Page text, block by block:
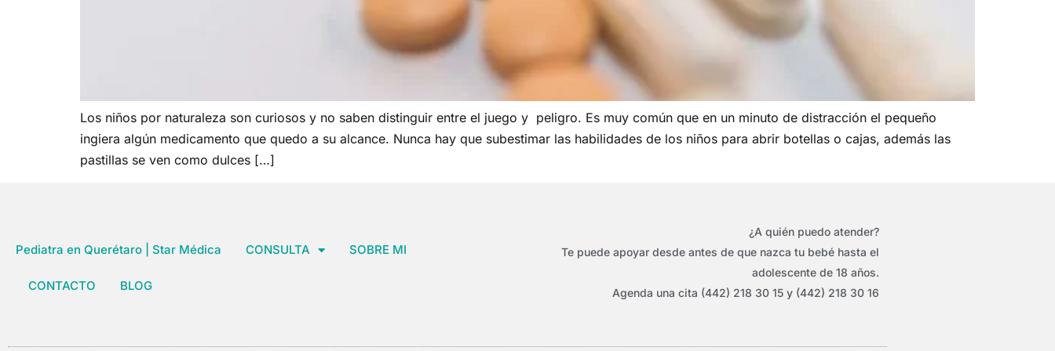
Los niños por naturaleza son curiosos y no saben distinguir entre el juego y peligro. Es muy común que en un minuto de distracción el pequeño
ingiera algún medicamento que quedo a su alcance. Nunca hay que subestimar las habilidades de los niños para abrir botellas o cajas, además las
pastillas se ven como dulces […]
Pediatra en Querétaro | Star Médica CONSULTA SOBRE MI
CONTACTO BLOG
¿A quién puedo atender?
Te puede apoyar desde antes de que nazca tu bebé hasta el
adolescente de 18 años.
Agenda una cita (442) 218 30 15 y (442) 218 30 16